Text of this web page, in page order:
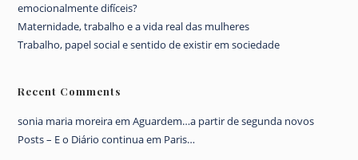
emocionalmente difíceis?
Maternidade, trabalho e a vida real das mulheres
Trabalho, papel social e sentido de existir em sociedade
Recent Comments
sonia maria moreiraemAguardem…a partir de segunda novos
Posts – E o Diário continua em Paris…